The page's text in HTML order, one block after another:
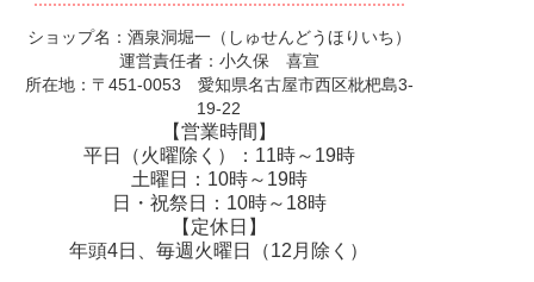
ショップ名：酒泉洞堀一（しゅせんどうほりいち）
運営責任者：小久保 喜宣
所在地：〒451-0053 愛知県名古屋市西区枇杷島3-
19-22
【営業時間】
平日（火曜除く）：11時～19時
土曜日：10時～19時
日・祝祭日：10時～18時
【定休日】
年頭4日、毎週火曜日（12月除く）